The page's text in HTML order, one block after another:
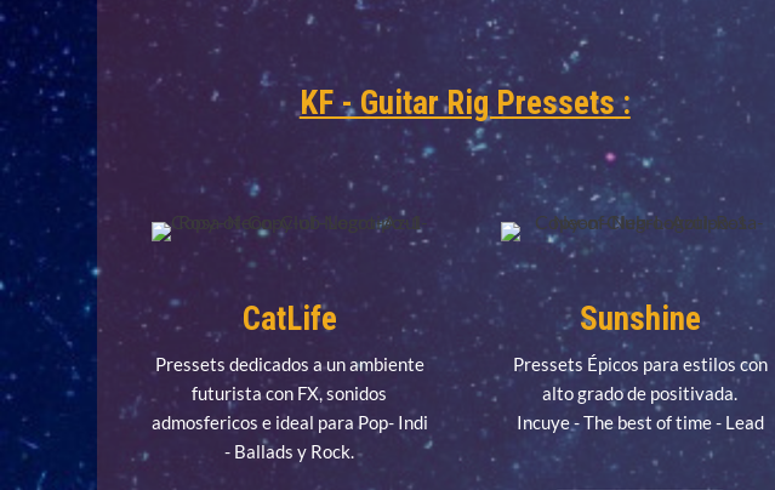
KF - Guitar Rig Pressets :
CatLife
Pressets dedicados a un ambiente
futurista con FX, sonidos
admosfericos e ideal para Pop- Indi
- Ballads y Rock.
Sunshine
Pressets Épicos para estilos con
alto grado de positivada.
Incuye - The best of time - Lead